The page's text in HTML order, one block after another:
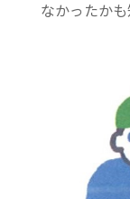
なかったかも